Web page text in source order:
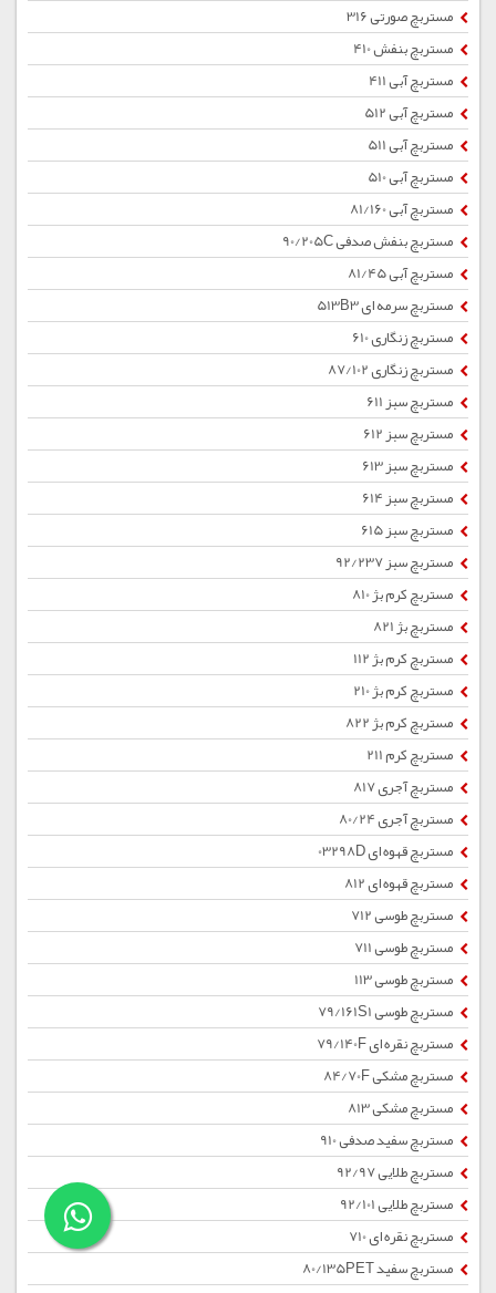
مستربچ صورتی 316
مستربچ بنفش 410
مستربچ آبی 411
مستربچ آبی 512
مستربچ آبی 511
مستربچ آبی 510
مستربچ آبی 81/160
مستربچ بنفش صدفی 90/205C
مستربچ آبی 81/45
مستربچ سرمه ای 513B3
مستربچ زنگاری 610
مستربچ زنگاری 87/102
مستربچ سبز 611
مستربچ سبز 612
مستربچ سبز 613
مستربچ سبز 614
مستربچ سبز 615
مستربچ سبز 92/237
مستربچ کرم بژ 810
مستربچ بژ 821
مستربچ کرم بژ 112
مستربچ کرم بژ 210
مستربچ کرم بژ 822
مستربچ کرم 211
مستربچ آجری 817
مستربچ آجری 80/24
مستربچ قهوه ای 03298D
مستربچ قهوه ای 812
مستربچ طوسی 712
مستربچ طوسی 711
مستربچ طوسی 113
مستربچ طوسی 79/161S1
مستربچ نقره ای 79/140F
مستربچ مشکی 84/70F
مستربچ مشکی 813
مستربچ سفید صدفی 910
مستربچ طلایی 92/97
مستربچ طلایی 92/101
مستربچ نقره ای 710
مستربچ سفید 80/135PET